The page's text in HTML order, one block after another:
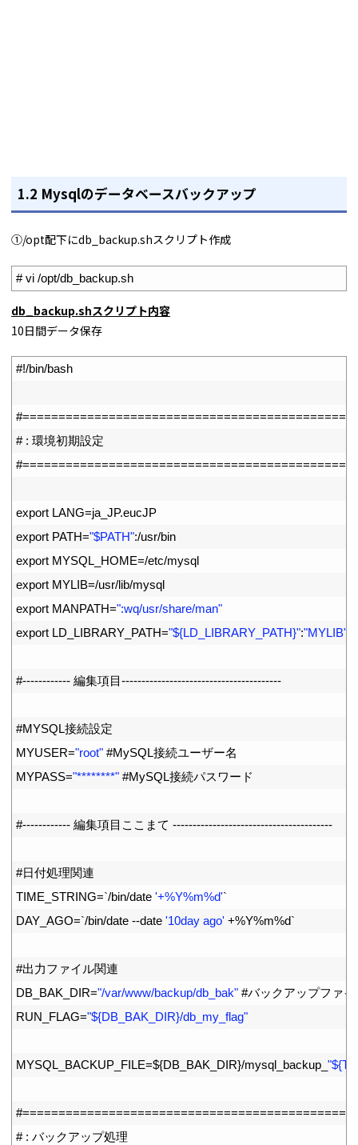
1.2 Mysqlのデータベースバックアップ
①/opt配下にdb_backup.shスクリプト作成
# vi /opt/db_backup.sh
db_backup.shスクリプト内容
10日間データ保存
#!/bin/bash
# : 環境初期設定
export LANG=ja_JP.eucJP
export PATH="$PATH":/usr/bin
export MYSQL_HOME=/etc/mysql
export MYLIB=/usr/lib/mysql
export MANPATH=":wq/usr/share/man"
export LD_LIBRARY_PATH="${LD_LIBRARY_PATH}":"MYLIB"
#------------ 編集項目----------------------------------------
#MYSQL接続設定
MYUSER="root" #MySQL接続ユーザー名
MYPASS="********" #MySQL接続パスワード
#------------ 編集項目ここまて ----------------------------------------
#日付処理関連
TIME_STRING=`/bin/date '+%Y%m%d'`
DAY_AGO=`/bin/date --date '10day ago' +%Y%m%d`
#出力ファイル関連
DB_BAK_DIR="/var/www/backup/db_bak" #バックアップファ
RUN_FLAG="${DB_BAK_DIR}/db_my_flag"
MYSQL_BACKUP_FILE=${DB_BAK_DIR}/mysql_backup
# : バックアップ処理